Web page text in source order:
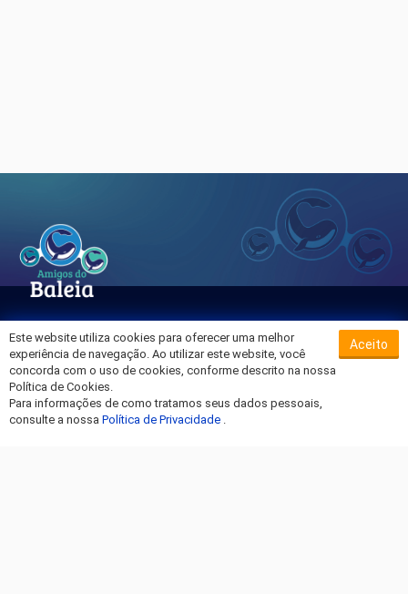
Sobre o Hospital da Baleia
Termos de Uso
Política de Privacidade
Entre em Contato
Este website utiliza cookies para oferecer uma melhor
experiência de navegação. Ao utilizar este website, você
concorda com o uso de cookies, conforme descrito na nossa
Política de Cookies.
Para informações de como tratamos seus dados pessoais,
consulte a nossa Política de Privacidade .
Aceito